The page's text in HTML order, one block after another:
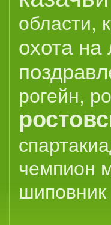
области,
охота на
рогейн,
чемпион
шиповник